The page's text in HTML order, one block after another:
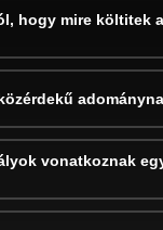
hogy mire költitek a
vonatkoznak